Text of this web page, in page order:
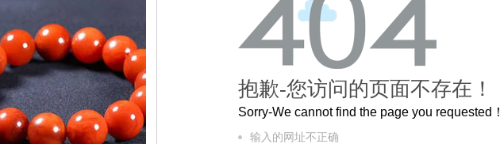
抱歉-您访问的页面不存在！
Sorry-We cannot find the page you requested！
输入的网址不正确